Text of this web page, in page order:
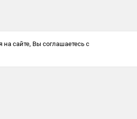
сайте, Вы соглашаетесь с